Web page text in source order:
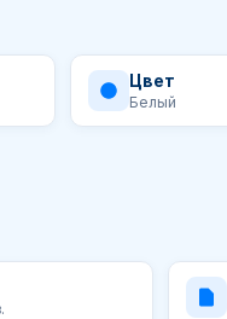
Цвет
Белый